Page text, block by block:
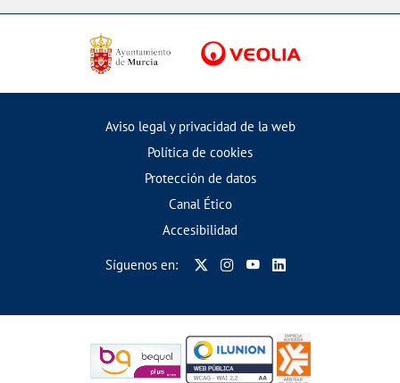
Aviso legal y privacidad de la web
Política de cookies
Protección de datos
Canal Ético
Accesibilidad
Síguenos en: